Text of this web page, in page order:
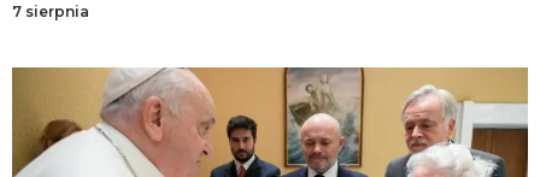
AKTUALNOŚCI
NINIWA BUD
SKLEP
7 sierpnia